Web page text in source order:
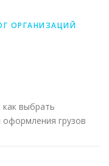
ОРГАНИЗАЦИЙ
выбрать
грузов